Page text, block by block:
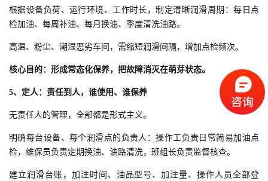
根据设备负荷、运行环境、工作时长，制定清晰润滑周期：每日点
检加油、每周补油、每月换油、季度清洗油路。
高温、粉尘、潮湿恶劣车间，需缩短润滑间隔，增加点检频次。
核心目的：形成常态化保养，把故障消灭在萌芽状态。
5、定人：责任到人，谁使用、谁保养
无责任人的管理，全部都是形式主义。
明确每台设备、每个润滑点的负责人：操作工负责日常简易加油点
检，维保员负责定期换油、油路清洗，班组长负责监督核查。
建立润滑台账，加注时间、油品型号、加注量、操作人员全部登